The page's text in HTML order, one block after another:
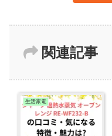
関連記事
生活家電